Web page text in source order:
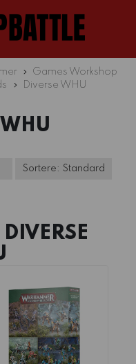
Games Workshop
Diverse WHU
DIVERSE